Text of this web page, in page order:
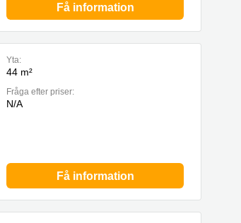
Få information
Yta:
44 m²
Fråga efter priser:
N/A
Få information